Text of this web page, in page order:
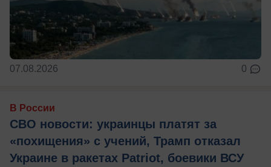
07.08.2026 0
В России
СВО новости: украинцы платят за
«похищения» с учений, Трамп отказал
Украине в ракетах Patriot, боевики ВСУ